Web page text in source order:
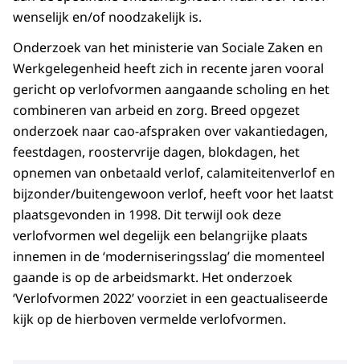
wenselijk en/of noodzakelijk is.
Onderzoek van het ministerie van Sociale Zaken en
Werkgelegenheid heeft zich in recente jaren vooral
gericht op verlofvormen aangaande scholing en het
combineren van arbeid en zorg. Breed opgezet
onderzoek naar cao-afspraken over vakantiedagen,
feestdagen, roostervrije dagen, blokdagen, het
opnemen van onbetaald verlof, calamiteitenverlof en
bijzonder/buitengewoon verlof, heeft voor het laatst
plaatsgevonden in 1998. Dit terwijl ook deze
verlofvormen wel degelijk een belangrijke plaats
innemen in de ‘moderniseringsslag’ die momenteel
gaande is op de arbeidsmarkt. Het onderzoek
‘Verlofvormen 2022’ voorziet in een geactualiseerde
kijk op de hierboven vermelde verlofvormen.